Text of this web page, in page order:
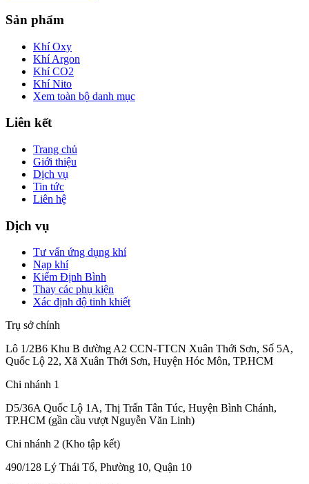
Sản phẩm
Khí Oxy
Khí Argon
Khí CO2
Khí Nito
Xem toàn bộ danh mục
Liên kết
Trang chủ
Giới thiệu
Dịch vụ
Tin tức
Liên hệ
Dịch vụ
Tư vấn ứng dụng khí
Nạp khí
Kiểm Định Bình
Thay các phụ kiện
Xác định độ tinh khiết
Trụ sở chính
Lô 1/2B6 Khu B đường A2 CCN-TTCN Xuân Thới Sơn, Số 5A,
Quốc Lộ 22, Xã Xuân Thới Sơn, Huyện Hóc Môn, TP.HCM
Chi nhánh 1
D5/36A Quốc Lộ 1A, Thị Trấn Tân Túc, Huyện Bình Chánh,
TP.HCM (gần cầu vượt Nguyễn Văn Linh)
Chi nhánh 2 (Kho tập kết)
490/128 Lý Thái Tổ, Phường 10, Quận 10